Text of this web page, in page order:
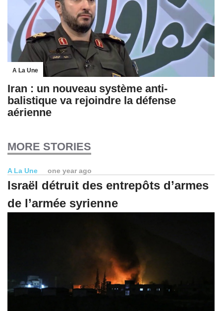
A La Une
Iran : un nouveau système anti-
balistique va rejoindre la défense
aérienne
MORE STORIES
A La Une one year ago
Israël détruit des entrepôts d’armes
de l’armée syrienne